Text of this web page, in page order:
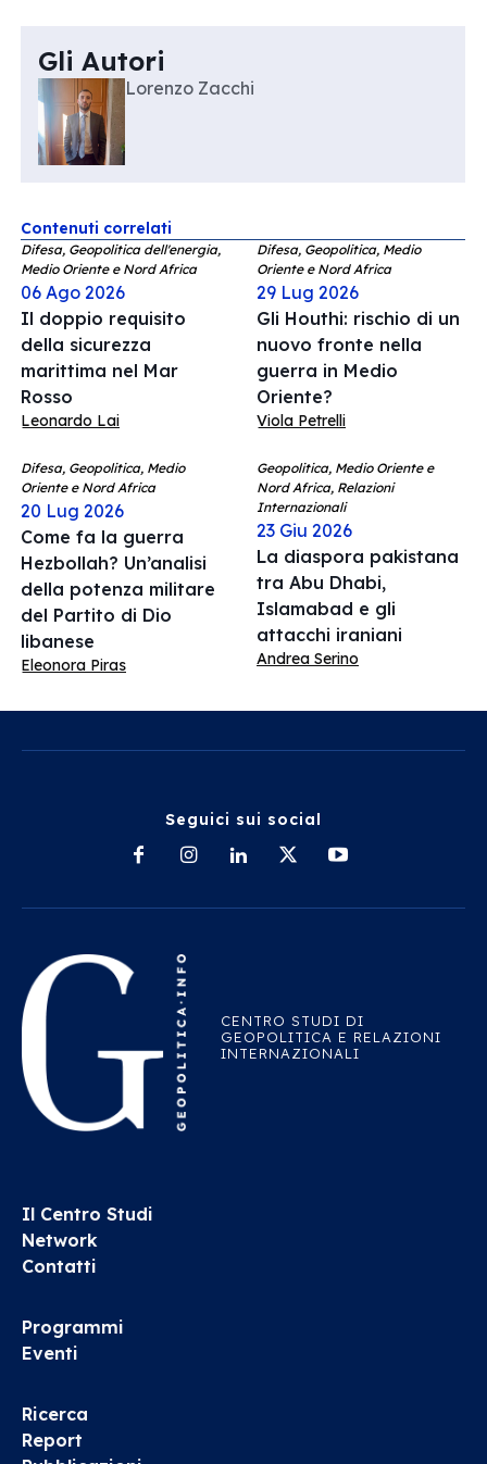
Gli Autori
Lorenzo Zacchi
Contenuti correlati
Difesa, Geopolitica dell'energia,
Medio Oriente e Nord Africa
06 Ago 2026
Il doppio requisito
della sicurezza
marittima nel Mar
Rosso
Leonardo Lai
Difesa, Geopolitica, Medio
Oriente e Nord Africa
29 Lug 2026
Gli Houthi: rischio di un
nuovo fronte nella
guerra in Medio
Oriente?
Viola Petrelli
Difesa, Geopolitica, Medio
Oriente e Nord Africa
20 Lug 2026
Come fa la guerra
Hezbollah? Un’analisi
della potenza militare
del Partito di Dio
libanese
Eleonora Piras
Geopolitica, Medio Oriente e
Nord Africa, Relazioni
Internazionali
23 Giu 2026
La diaspora pakistana
tra Abu Dhabi,
Islamabad e gli
attacchi iraniani
Andrea Serino
Seguici sui social
CENTRO STUDI DI
GEOPOLITICA E RELAZIONI
INTERNAZIONALI
Il Centro Studi
Network
Contatti
Programmi
Eventi
Ricerca
Report